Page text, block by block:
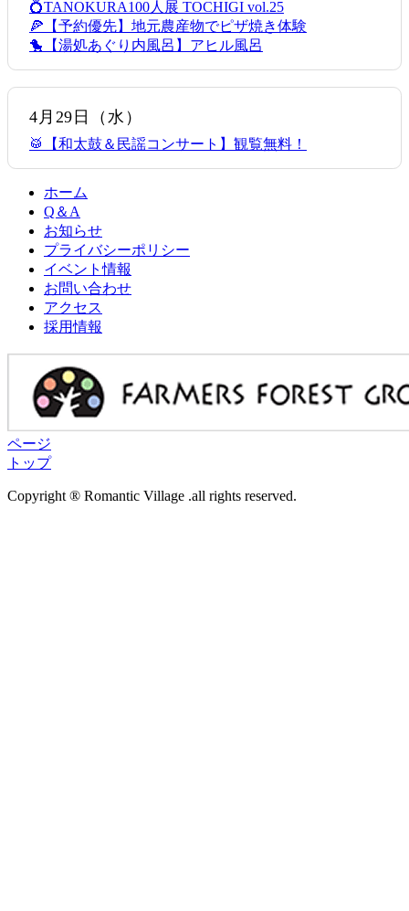
💍TANOKURA100人展 TOCHIGI vol.25
🍕【予約優先】地元農産物でピザ焼き体験
🐤【湯処あぐり内風呂】アヒル風呂
4月29日 （水）
🥁【和太鼓＆民謡コンサート】観覧無料！
ホーム
Q＆A
お知らせ
プライバシーポリシー
イベント情報
お問い合わせ
アクセス
採用情報
ページ
トップ
Copyright ® Romantic Village .all rights reserved.